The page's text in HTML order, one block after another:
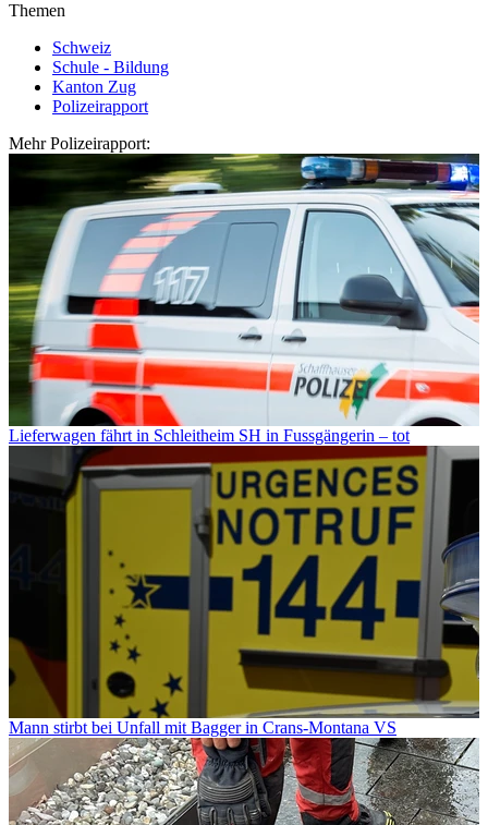
Themen
Schweiz
Schule - Bildung
Kanton Zug
Polizeirapport
Mehr Polizeirapport:
Lieferwagen fährt in Schleitheim SH in Fussgängerin – tot
Mann stirbt bei Unfall mit Bagger in Crans-Montana VS